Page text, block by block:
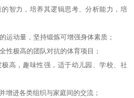
智力，培养其逻辑思考、分析能力，培
运动量，坚持锻炼可增强身体素质；
性极高的团队对抗的体育项目；
高，趣味性强，适于幼儿园、学校、社
增进各类组织与家庭间的交流；